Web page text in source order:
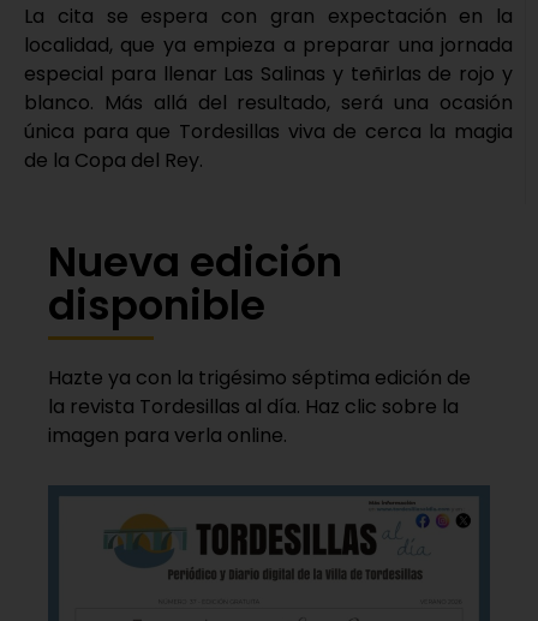
La cita se espera con gran expectación en la
localidad, que ya empieza a preparar una jornada
especial para llenar Las Salinas y teñirlas de rojo y
blanco. Más allá del resultado, será una ocasión
única para que Tordesillas viva de cerca la magia
de la Copa del Rey.
Nueva edición
disponible
Hazte ya con la trigésimo séptima edición de
la revista Tordesillas al día. Haz clic sobre la
imagen para verla online.